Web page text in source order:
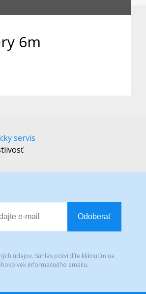
6m
servis
Odoberať
údajov. Súhlas potvrdíte kliknutím na
informačného emailu.